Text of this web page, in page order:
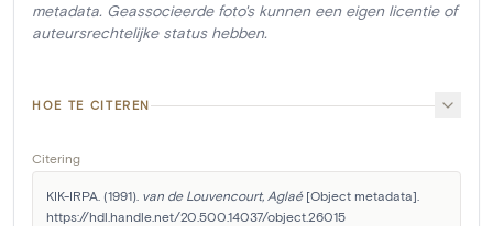
metadata. Geassocieerde foto's kunnen een eigen licentie of
auteursrechtelijke status hebben.
HOE TE CITEREN
Citering
KIK-IRPA. (1991). van de Louvencourt, Aglaé [Object metadata].
https://hdl.handle.net/20.500.14037/object.26015